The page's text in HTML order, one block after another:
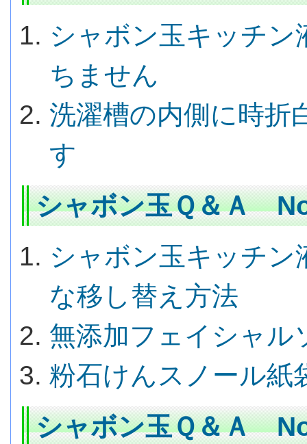
シャボン玉キッチ
ちません
洗濯槽の内側に時折
す
シャボン玉Ｑ＆Ａ
シャボン玉キッチン
な移し替え方法
無添加フェイシャル
粉石けんスノール
シャボン玉Ｑ＆Ａ